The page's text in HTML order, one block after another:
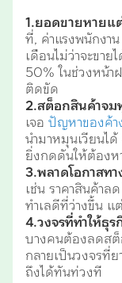
1.ยอดขายหายแ
ที่, ค่าแรงพนักงา
เดือนไม่ว่าจะขา
50% ในช่วงหน้า
ติดขัด
2.สต็อกสินค้าจม
เจอปัญหาของค้
นำมาหมุนเวียนไ
ยิ่งกดดันให้ต้องห
3.พลาดโอกาสท
เช่น ราคาสินค้าล
ทำเลดีที่ว่างขึ้น แ
4.วงจรที่ทำให้ธุ
บางคนต้องลดสต็
กลายเป็นวงจรที่
ถึงได้ทันท่วงที